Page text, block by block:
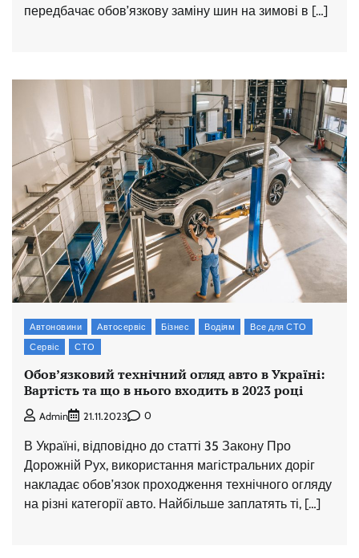
передбачає обов’язкову заміну шин на зимові в […]
Автоновини Автосервіс Бізнес Водіям
Все для СТО
Сервіс
СТО
Обов’язковий технічний огляд авто в Україні:
Вартість та що в нього входить в 2023 році
Admin 21.11.2023 0
В Україні, відповідно до статті 35 Закону Про
Дорожній Рух, використання магістральних доріг
накладає обов’язок проходження технічного огляду
на різні категорії авто. Найбільше заплатять ті, […]